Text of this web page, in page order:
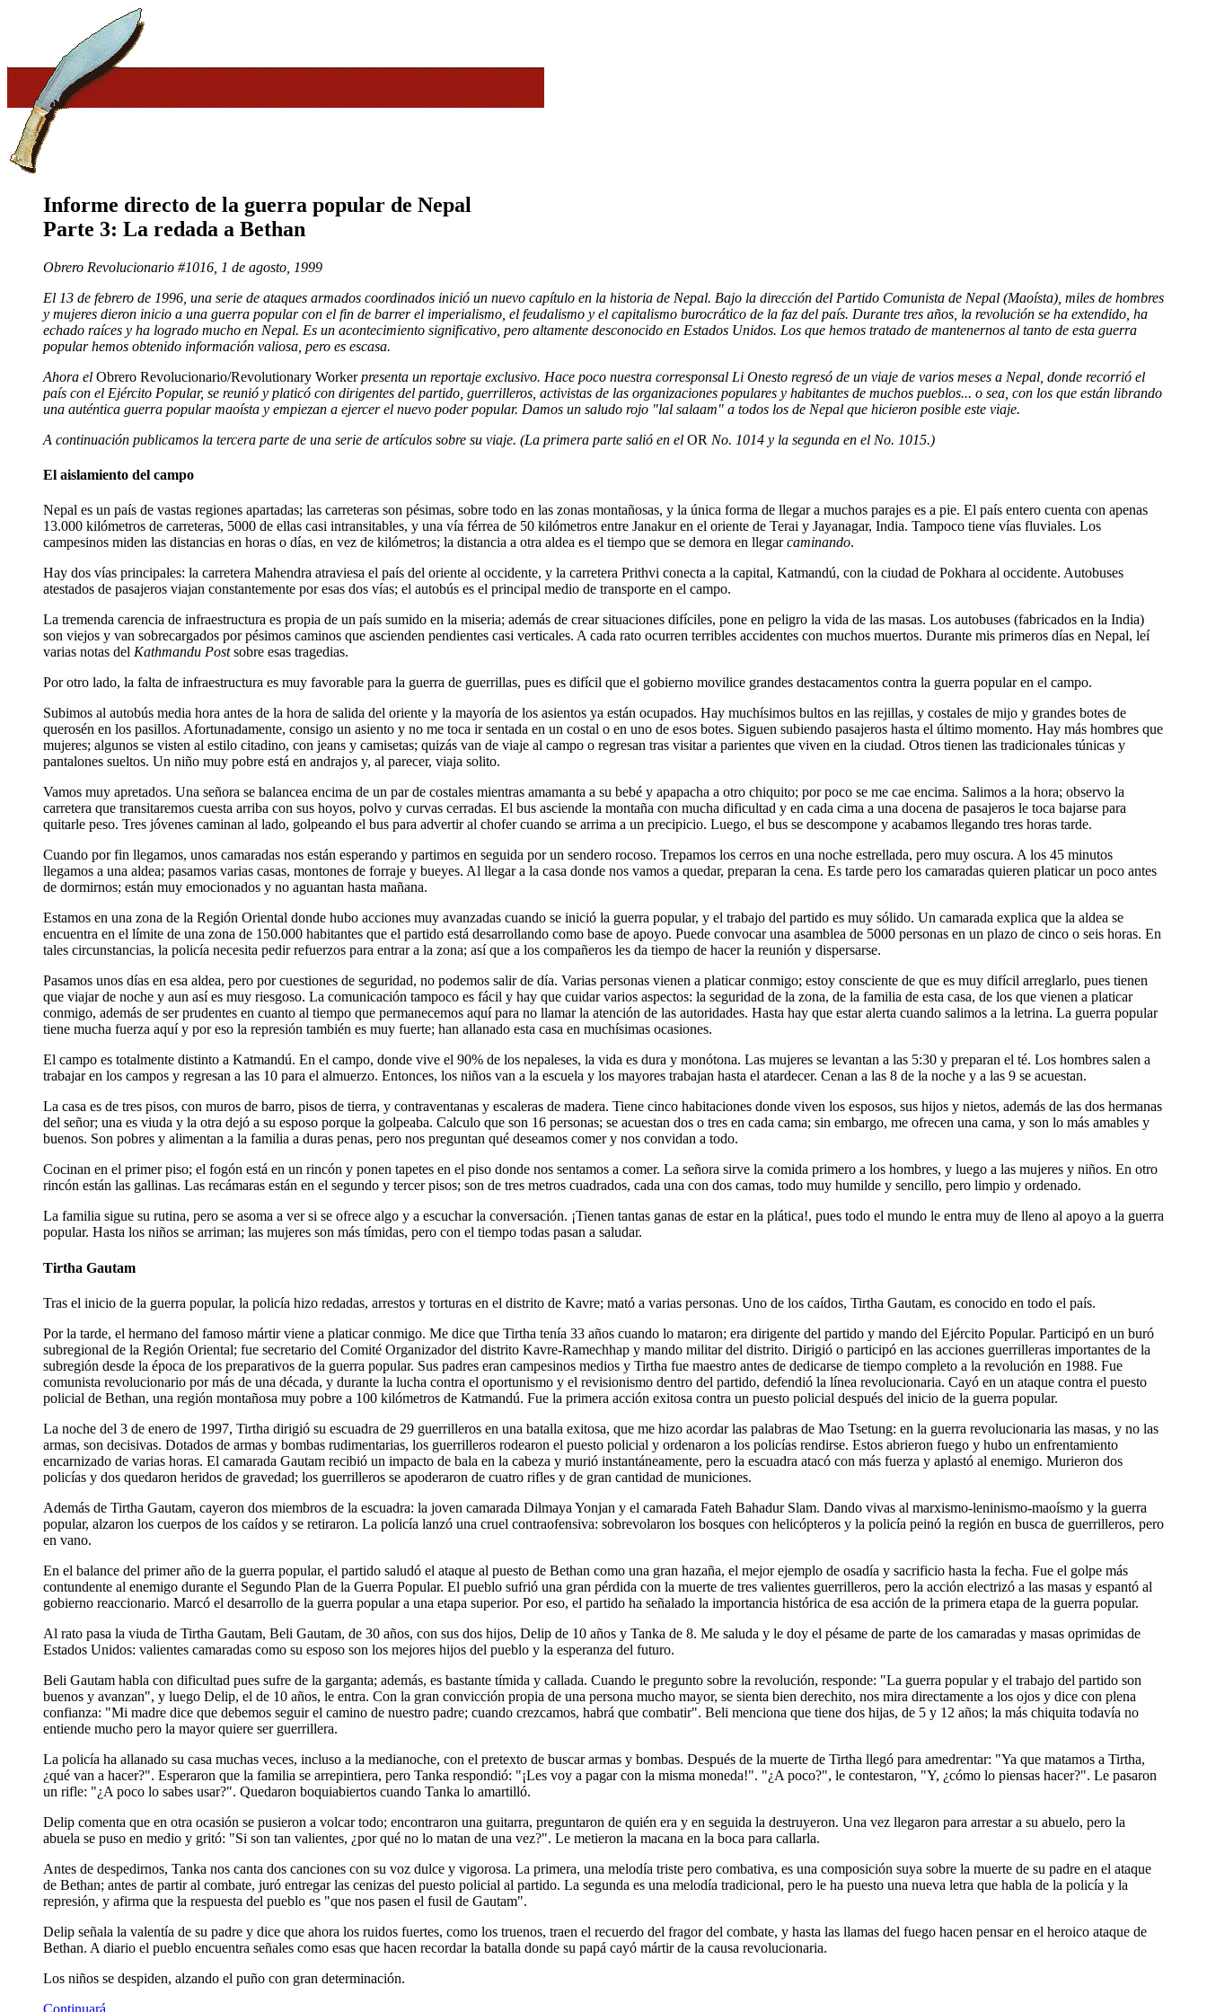
Informe directo de la guerra popular de Nepal
Parte 3: La redada a Bethan
Obrero Revolucionario #1016, 1 de agosto, 1999
El 13 de febrero de 1996, una serie de ataques armados coordinados inició un nuevo capítulo en la historia de Nepal. Bajo la dirección del Partido Comunista de Nepal (Maoísta), miles de hombres
y mujeres dieron inicio a una guerra popular con el fin de barrer el imperialismo, el feudalismo y el capitalismo burocrático de la faz del país. Durante tres años, la revolución se ha extendido, ha
echado raíces y ha logrado mucho en Nepal. Es un acontecimiento significativo, pero altamente desconocido en Estados Unidos. Los que hemos tratado de mantenernos al tanto de esta guerra
popular hemos obtenido información valiosa, pero es escasa.
Ahora el Obrero Revolucionario/Revolutionary Workerpresenta un reportaje exclusivo. Hace poco nuestra corresponsal Li Onesto regresó de un viaje de varios meses a Nepal, donde recorrió el
país con el Ejército Popular, se reunió y platicó con dirigentes del partido, guerrilleros, activistas de las organizaciones populares y habitantes de muchos pueblos... o sea, con los que están librando
una auténtica guerra popular maoísta y empiezan a ejercer el nuevo poder popular. Damos un saludo rojo "lal salaam" a todos los de Nepal que hicieron posible este viaje.
A continuación publicamos la tercera parte de una serie de artículos sobre su viaje. (La primera parte salió en el OR No. 1014 y la segunda en el No. 1015.)
El aislamiento del campo
Nepal es un país de vastas regiones apartadas; las carreteras son pésimas, sobre todo en las zonas montañosas, y la única forma de llegar a muchos parajes es a pie. El país entero cuenta con apenas
13.000 kilómetros de carreteras, 5000 de ellas casi intransitables, y una vía férrea de 50 kilómetros entre Janakur en el oriente de Terai y Jayanagar, India. Tampoco tiene vías fluviales. Los
campesinos miden las distancias en horas o días, en vez de kilómetros; la distancia a otra aldea es el tiempo que se demora en llegarcaminando.
Hay dos vías principales: la carretera Mahendra atraviesa el país del oriente al occidente, y la carretera Prithvi conecta a la capital, Katmandú, con la ciudad de Pokhara al occidente. Autobuses
atestados de pasajeros viajan constantemente por esas dos vías; el autobús es el principal medio de transporte en el campo.
La tremenda carencia de infraestructura es propia de un país sumido en la miseria; además de crear situaciones difíciles, pone en peligro la vida de las masas. Los autobuses (fabricados en la India)
son viejos y van sobrecargados por pésimos caminos que ascienden pendientes casi verticales. A cada rato ocurren terribles accidentes con muchos muertos. Durante mis primeros días en Nepal, leí
varias notas del Kathmandu Postsobre esas tragedias.
Por otro lado, la falta de infraestructura es muy favorable para la guerra de guerrillas, pues es difícil que el gobierno movilice grandes destacamentos contra la guerra popular en el campo.
Subimos al autobús media hora antes de la hora de salida del oriente y la mayoría de los asientos ya están ocupados. Hay muchísimos bultos en las rejillas, y costales de mijo y grandes botes de
querosén en los pasillos. Afortunadamente, consigo un asiento y no me toca ir sentada en un costal o en uno de esos botes. Siguen subiendo pasajeros hasta el último momento. Hay más hombres que
mujeres; algunos se visten al estilo citadino, con jeans y camisetas; quizás van de viaje al campo o regresan tras visitar a parientes que viven en la ciudad. Otros tienen las tradicionales túnicas y
pantalones sueltos. Un niño muy pobre está en andrajos y, al parecer, viaja solito.
Vamos muy apretados. Una señora se balancea encima de un par de costales mientras amamanta a su bebé y apapacha a otro chiquito; por poco se me cae encima. Salimos a la hora; observo la
carretera que transitaremos cuesta arriba con sus hoyos, polvo y curvas cerradas. El bus asciende la montaña con mucha dificultad y en cada cima a una docena de pasajeros le toca bajarse para
quitarle peso. Tres jóvenes caminan al lado, golpeando el bus para advertir al chofer cuando se arrima a un precipicio. Luego, el bus se descompone y acabamos llegando tres horas tarde.
Cuando por fin llegamos, unos camaradas nos están esperando y partimos en seguida por un sendero rocoso. Trepamos los cerros en una noche estrellada, pero muy oscura. A los 45 minutos
llegamos a una aldea; pasamos varias casas, montones de forraje y bueyes. Al llegar a la casa donde nos vamos a quedar, preparan la cena. Es tarde pero los camaradas quieren platicar un poco antes
de dormirnos; están muy emocionados y no aguantan hasta mañana.
Estamos en una zona de la Región Oriental donde hubo acciones muy avanzadas cuando se inició la guerra popular, y el trabajo del partido es muy sólido. Un camarada explica que la aldea se
encuentra en el límite de una zona de 150.000 habitantes que el partido está desarrollando como base de apoyo. Puede convocar una asamblea de 5000 personas en un plazo de cinco o seis horas. En
tales circunstancias, la policía necesita pedir refuerzos para entrar a la zona; así que a los compañeros les da tiempo de hacer la reunión y dispersarse.
Pasamos unos días en esa aldea, pero por cuestiones de seguridad, no podemos salir de día. Varias personas vienen a platicar conmigo; estoy consciente de que es muy difícil arreglarlo, pues tienen
que viajar de noche y aun así es muy riesgoso. La comunicación tampoco es fácil y hay que cuidar varios aspectos: la seguridad de la zona, de la familia de esta casa, de los que vienen a platicar
conmigo, además de ser prudentes en cuanto al tiempo que permanecemos aquí para no llamar la atención de las autoridades. Hasta hay que estar alerta cuando salimos a la letrina. La guerra popular
tiene mucha fuerza aquí y por eso la represión también es muy fuerte; han allanado esta casa en muchísimas ocasiones.
El campo es totalmente distinto a Katmandú. En el campo, donde vive el 90% de los nepaleses, la vida es dura y monótona. Las mujeres se levantan a las 5:30 y preparan el té. Los hombres salen a
trabajar en los campos y regresan a las 10 para el almuerzo. Entonces, los niños van a la escuela y los mayores trabajan hasta el atardecer. Cenan a las 8 de la noche y a las 9 se acuestan.
La casa es de tres pisos, con muros de barro, pisos de tierra, y contraventanas y escaleras de madera. Tiene cinco habitaciones donde viven los esposos, sus hijos y nietos, además de las dos hermanas
del señor; una es viuda y la otra dejó a su esposo porque la golpeaba. Calculo que son 16 personas; se acuestan dos o tres en cada cama; sin embargo, me ofrecen una cama, y son lo más amables y
buenos. Son pobres y alimentan a la familia a duras penas, pero nos preguntan qué deseamos comer y nos convidan a todo.
Cocinan en el primer piso; el fogón está en un rincón y ponen tapetes en el piso donde nos sentamos a comer. La señora sirve la comida primero a los hombres, y luego a las mujeres y niños. En otro
rincón están las gallinas. Las recámaras están en el segundo y tercer pisos; son de tres metros cuadrados, cada una con dos camas, todo muy humilde y sencillo, pero limpio y ordenado.
La familia sigue su rutina, pero se asoma a ver si se ofrece algo y a escuchar la conversación. ¡Tienen tantas ganas de estar en la plática!, pues todo el mundo le entra muy de lleno al apoyo a la guerra
popular. Hasta los niños se arriman; las mujeres son más tímidas, pero con el tiempo todas pasan a saludar.
Tirtha Gautam
Tras el inicio de la guerra popular, la policía hizo redadas, arrestos y torturas en el distrito de Kavre; mató a varias personas. Uno de los caídos, Tirtha Gautam, es conocido en todo el país.
Por la tarde, el hermano del famoso mártir viene a platicar conmigo. Me dice que Tirtha tenía 33 años cuando lo mataron; era dirigente del partido y mando del Ejército Popular. Participó en un buró
subregional de la Región Oriental; fue secretario del Comité Organizador del distrito Kavre-Ramechhap y mando militar del distrito. Dirigió o participó en las acciones guerrilleras importantes de la
subregión desde la época de los preparativos de la guerra popular. Sus padres eran campesinos medios y Tirtha fue maestro antes de dedicarse de tiempo completo a la revolución en 1988. Fue
comunista revolucionario por más de una década, y durante la lucha contra el oportunismo y el revisionismo dentro del partido, defendió la línea revolucionaria. Cayó en un ataque contra el puesto
policial de Bethan, una región montañosa muy pobre a 100 kilómetros de Katmandú. Fue la primera acción exitosa contra un puesto policial después del inicio de la guerra popular.
La noche del 3 de enero de 1997, Tirtha dirigió su escuadra de 29 guerrilleros en una batalla exitosa, que me hizo acordar las palabras de Mao Tsetung: en la guerra revolucionaria las masas, y no las
armas, son decisivas. Dotados de armas y bombas rudimentarias, los guerrilleros rodearon el puesto policial y ordenaron a los policías rendirse. Estos abrieron fuego y hubo un enfrentamiento
encarnizado de varias horas. El camarada Gautam recibió un impacto de bala en la cabeza y murió instantáneamente, pero la escuadra atacó con más fuerza y aplastó al enemigo. Murieron dos
policías y dos quedaron heridos de gravedad; los guerrilleros se apoderaron de cuatro rifles y de gran cantidad de municiones.
Además de Tirtha Gautam, cayeron dos miembros de la escuadra: la joven camarada Dilmaya Yonjan y el camarada Fateh Bahadur Slam. Dando vivas al marxismo-leninismo-maoísmo y la guerra
popular, alzaron los cuerpos de los caídos y se retiraron. La policía lanzó una cruel contraofensiva: sobrevolaron los bosques con helicópteros y la policía peinó la región en busca de guerrilleros, pero
en vano.
En el balance del primer año de la guerra popular, el partido saludó el ataque al puesto de Bethan como una gran hazaña, el mejor ejemplo de osadía y sacrificio hasta la fecha. Fue el golpe más
contundente al enemigo durante el Segundo Plan de la Guerra Popular. El pueblo sufrió una gran pérdida con la muerte de tres valientes guerrilleros, pero la acción electrizó a las masas y espantó al
gobierno reaccionario. Marcó el desarrollo de la guerra popular a una etapa superior. Por eso, el partido ha señalado la importancia histórica de esa acción de la primera etapa de la guerra popular.
Al rato pasa la viuda de Tirtha Gautam, Beli Gautam, de 30 años, con sus dos hijos, Delip de 10 años y Tanka de 8. Me saluda y le doy el pésame de parte de los camaradas y masas oprimidas de
Estados Unidos: valientes camaradas como su esposo son los mejores hijos del pueblo y la esperanza del futuro.
Beli Gautam habla con dificultad pues sufre de la garganta; además, es bastante tímida y callada. Cuando le pregunto sobre la revolución, responde: "La guerra popular y el trabajo del partido son
buenos y avanzan", y luego Delip, el de 10 años, le entra. Con la gran convicción propia de una persona mucho mayor, se sienta bien derechito, nos mira directamente a los ojos y dice con plena
confianza: "Mi madre dice que debemos seguir el camino de nuestro padre; cuando crezcamos, habrá que combatir". Beli menciona que tiene dos hijas, de 5 y 12 años; la más chiquita todavía no
entiende mucho pero la mayor quiere ser guerrillera.
La policía ha allanado su casa muchas veces, incluso a la medianoche, con el pretexto de buscar armas y bombas. Después de la muerte de Tirtha llegó para amedrentar: "Ya que matamos a Tirtha,
¿qué van a hacer?". Esperaron que la familia se arrepintiera, pero Tanka respondió: "¡Les voy a pagar con la misma moneda!". "¿A poco?", le contestaron, "Y, ¿cómo lo piensas hacer?". Le pasaron
un rifle: "¿A poco lo sabes usar?". Quedaron boquiabiertos cuando Tanka lo amartilló.
Delip comenta que en otra ocasión se pusieron a volcar todo; encontraron una guitarra, preguntaron de quién era y en seguida la destruyeron. Una vez llegaron para arrestar a su abuelo, pero la
abuela se puso en medio y gritó: "Si son tan valientes, ¿por qué no lo matan de una vez?". Le metieron la macana en la boca para callarla.
Antes de despedirnos, Tanka nos canta dos canciones con su voz dulce y vigorosa. La primera, una melodía triste pero combativa, es una composición suya sobre la muerte de su padre en el ataque
de Bethan; antes de partir al combate, juró entregar las cenizas del puesto policial al partido. La segunda es una melodía tradicional, pero le ha puesto una nueva letra que habla de la policía y la
represión, y afirma que la respuesta del pueblo es "que nos pasen el fusil de Gautam".
Delip señala la valentía de su padre y dice que ahora los ruidos fuertes, como los truenos, traen el recuerdo del fragor del combate, y hasta las llamas del fuego hacen pensar en el heroico ataque de
Bethan. A diario el pueblo encuentra señales como esas que hacen recordar la batalla donde su papá cayó mártir de la causa revolucionaria.
Los niños se despiden, alzando el puño con gran determinación.
Continuará